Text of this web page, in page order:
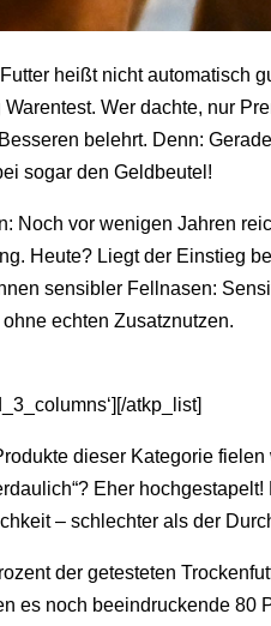
heißt nicht automatisch
Wer dachte, nur
belehrt. Denn:
sogar den Geldbeutel!
Noch vor wenigen Jahren
Heute? Liegt der Einstieg
sensibler Fellnasen:
echten Zusatznutzen.
atkp_list]
dieser Kategorie
Eher
– schlechter als der
der getesteten
es noch beeindruckende 80